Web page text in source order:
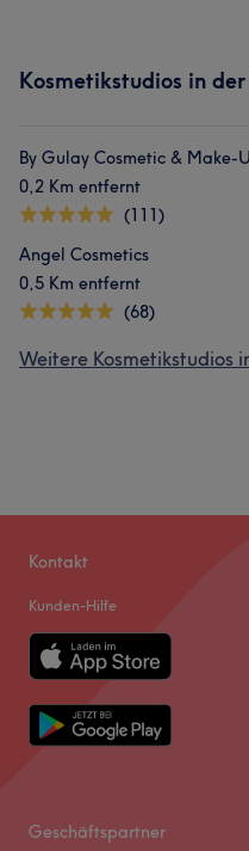
Kosmetikstudios in
By Gulay Cosmetic & Make-
0,2 Km entfernt
(111)
Angel Cosmetics
0,5 Km entfernt
(68)
Weitere Kosmetikstudios
Kontakt
Kunden-Hilfe
Geschäftspartner